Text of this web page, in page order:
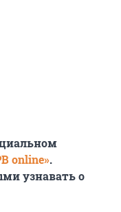
online».
узнавать о